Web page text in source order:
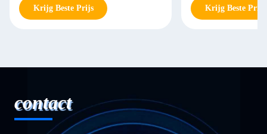
Krijg Beste Prijs Krijg Beste Prijs
contact